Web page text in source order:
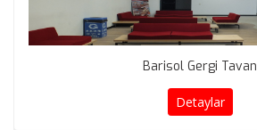
Barisol Gergi Tavan
Detaylar